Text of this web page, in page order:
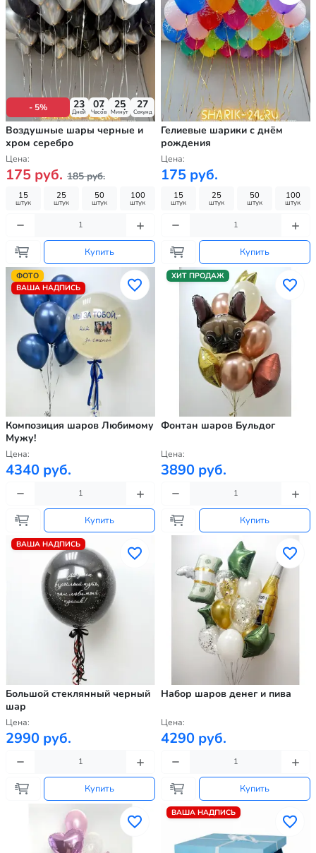
- 5% 23
Дней
07
Часов
25
Минут
26
Секунд
Воздушные шары черные и
хром серебро
Цена:
175 руб. 185 руб.
15
штук
25
штук
50
штук
100
штук
Купить
Гелиевые шарики с днём
рождения
Цена:
175 руб.
15
штук
25
штук
50
штук
100
штук
Купить
ФОТО
ВАША НАДПИСЬ
Композиция шаров Любимому
Мужу!
Цена:
4340 руб.
Купить
ХИТ ПРОДАЖ
Фонтан шаров Бульдог
Цена:
3890 руб.
Купить
ВАША НАДПИСЬ
Большой стеклянный черный
шар
Цена:
2990 руб.
Купить
Набор шаров денег и пива
Цена:
4290 руб.
Купить
ВАША НАДПИСЬ